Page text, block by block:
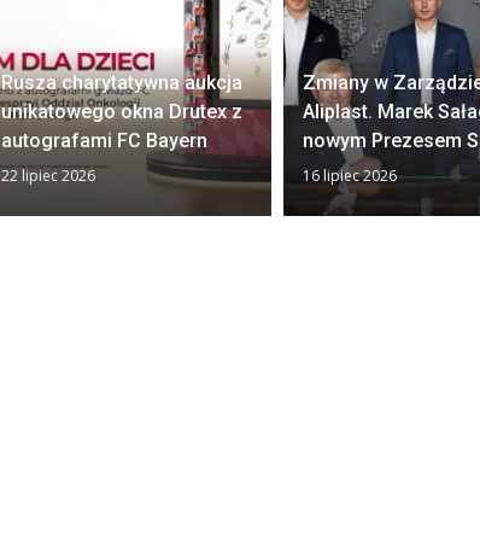
Rusza charytatywna aukcja
unikatowego okna Drutex z
autografami FC Bayern
22 lipiec 2026
Zmiany w
Aliplast. Marek
nowym Prezesem
16 lipiec 2026